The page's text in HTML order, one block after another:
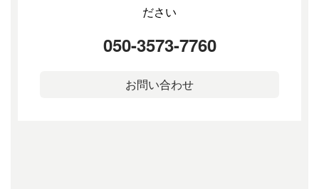
ださい
050-3573-7760
お問い合わせ